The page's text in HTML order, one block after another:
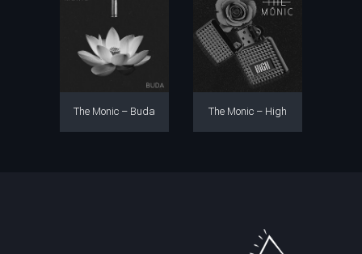
The Monic – Buda The Monic – High